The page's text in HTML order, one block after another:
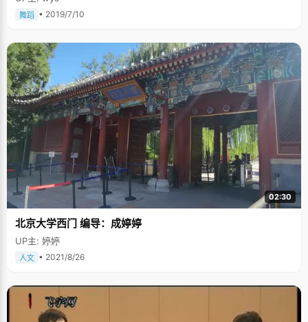
舞蹈 • 2019/7/10
02:30
北京大学西门 编导：成婷婷
UP主: 婷婷
人文 • 2021/8/26